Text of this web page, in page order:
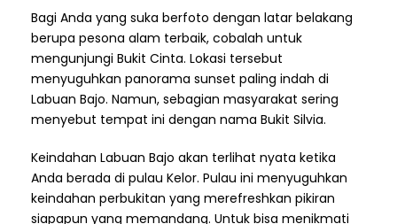
Bagi Anda yang suka berfoto dengan latar belakang
berupa pesona alam terbaik, cobalah untuk
mengunjungi Bukit Cinta. Lokasi tersebut
menyuguhkan panorama sunset paling indah di
Labuan Bajo. Namun, sebagian masyarakat sering
menyebut tempat ini dengan nama Bukit Silvia.
Keindahan Labuan Bajo akan terlihat nyata ketika
Anda berada di pulau Kelor. Pulau ini menyuguhkan
keindahan perbukitan yang merefreshkan pikiran
siapapun yang memandang. Untuk bisa menikmati